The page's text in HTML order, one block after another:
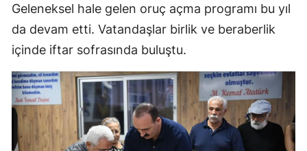
Geleneksel hale gelen oruç açma programı bu yıl
da devam etti. Vatandaşlar birlik ve beraberlik
içinde iftar sofrasında buluştu.